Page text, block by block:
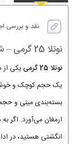
نقد و بررسی
نوتلا 25 گرمی – شکلات صبحانه مینی و خوشمزه
نوتلا 25 گرمی
یکی از
یک حجم کوچک و
بسته‌بندی مینی و حجم
ارمغان می‌آورد. اگر به
انگشتی هستید، در